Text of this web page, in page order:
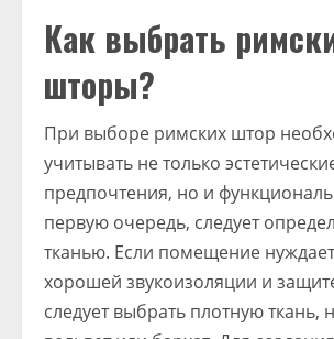
Как выбрать
шторы?
При выборе римских штор
учитывать не только
предпочтения, но и
первую очередь, следует
тканью. Если помещение
хорошей звукоизоляции и
следует выбрать плотную ткань,